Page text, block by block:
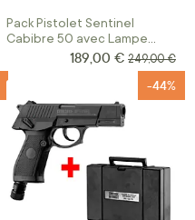
Pack Pistolet Sentinel
Cabibre 50 avec Lampe
Prix Spécial
189,00 € Prix normal
249,00 €
-44%